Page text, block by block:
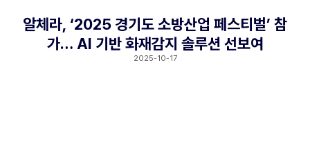
알체라, ‘2025 경기도 소방산업 페스티벌’ 참
가… AI 기반 화재감지 솔루션 선보여
2025-10-17